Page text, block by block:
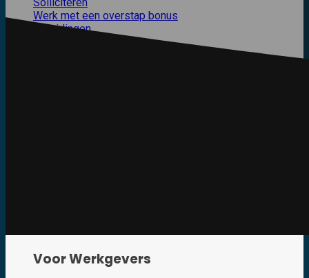
Werk met een overstap bonus
Opleidingen
Voor Werkgevers